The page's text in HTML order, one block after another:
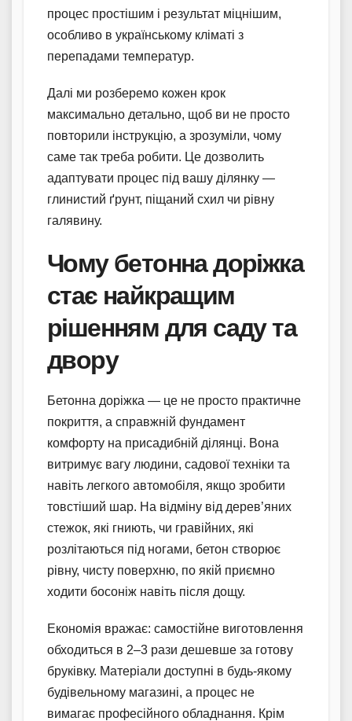
процес простішим і результат міцнішим,
особливо в українському кліматі з
перепадами температур.
Далі ми розберемо кожен крок
максимально детально, щоб ви не просто
повторили інструкцію, а зрозуміли, чому
саме так треба робити. Це дозволить
адаптувати процес під вашу ділянку —
глинистий ґрунт, піщаний схил чи рівну
галявину.
Чому бетонна доріжка
стає найкращим
рішенням для саду та
двору
Бетонна доріжка — це не просто практичне
покриття, а справжній фундамент
комфорту на присадибній ділянці. Вона
витримує вагу людини, садової техніки та
навіть легкого автомобіля, якщо зробити
товстіший шар. На відміну від дерев’яних
стежок, які гниють, чи гравійних, які
розлітаються під ногами, бетон створює
рівну, чисту поверхню, по якій приємно
ходити босоніж навіть після дощу.
Економія вражає: самостійне виготовлення
обходиться в 2–3 рази дешевше за готову
бруківку. Матеріали доступні в будь-якому
будівельному магазині, а процес не
вимагає професійного обладнання. Крім